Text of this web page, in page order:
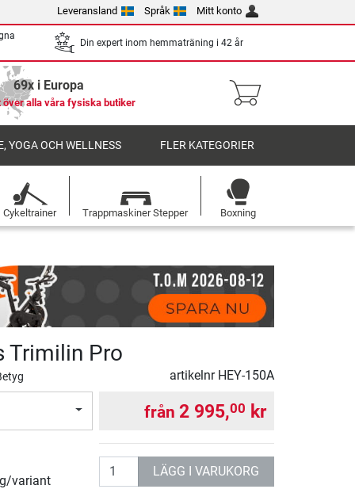
Leveransland Språk Mitt konto
Din expert inom hemmaträning i 42 år
69x i Europa
över alla våra fysiska butiker
YOGA OCH WELLNESS FLER KATEGORIER
Cykeltrainer Trappmaskiner Stepper Boxning
Trimilin Pro
artikelnr HEY-150A
variant
från 2 995,00 kr
antal LÄGG I VARUKORG